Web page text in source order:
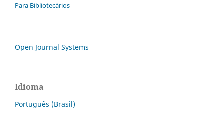
Para Bibliotecários
Open Journal Systems
Idioma
Português (Brasil)